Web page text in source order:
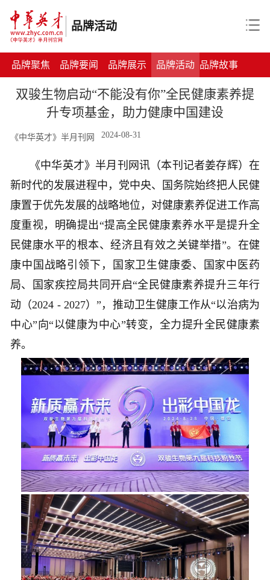
品牌活动
品牌聚焦 品牌要闻 品牌展示 品牌活动 品牌故事
双骏生物启动“不能没有你”全民健康素养提
升专项基金，助力健康中国建设
《中华英才》半月刊网 2024-08-31
《中华英才》半月刊网讯（本刊记者姜存辉）在
新时代的发展进程中，党中央、国务院始终把人民健
康置于优先发展的战略地位，对健康素养促进工作高
度重视，明确提出“提高全民健康素养水平是提升全
民健康水平的根本、经济且有效之关键举措”。在健
康中国战略引领下，国家卫生健康委、国家中医药
局、国家疾控局共同开启“全民健康素养提升三年行
动（2024 - 2027）”，推动卫生健康工作从“以治病为
中心”向“以健康为中心”转变，全力提升全民健康素
养。